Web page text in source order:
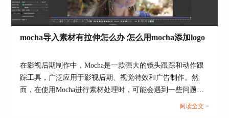
mocha导入素材有拉伸怎么办 怎么用mocha添加logo
在影视后期制作中，Mocha是一款强大的镜头跟踪和动作跟
踪工具，广泛应用于影视后期、视觉特效和广告制作。然
而，在使用Mocha进行素材处理时，可能会遇到一些问题，
比如导入素材有拉伸现象，或者需要添加Logo等。本文将详
阅读全文 >